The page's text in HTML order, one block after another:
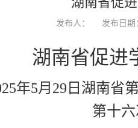
发布人： 发布日
湖南省促进
年5月 29 日湖南省
第十六